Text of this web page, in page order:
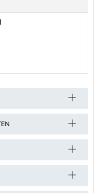
Lehrbetrieb Kost und